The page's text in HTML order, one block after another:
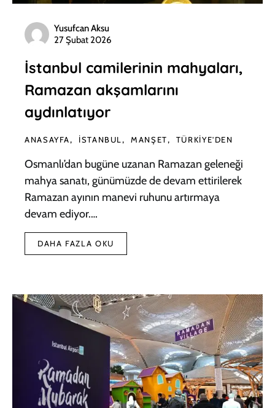
Yusufcan Aksu
27 Şubat 2026
İstanbul camilerinin mahyaları,
Ramazan akşamlarını
aydınlatıyor
ANASAYFA İSTANBUL MANŞET TÜRKIYE'DEN
Osmanlı’dan bugüne uzanan Ramazan geleneği
mahya sanatı, günümüzde de devam ettirilerek
Ramazan ayının manevi ruhunu artırmaya
devam ediyor.…
DAHA FAZLA OKU